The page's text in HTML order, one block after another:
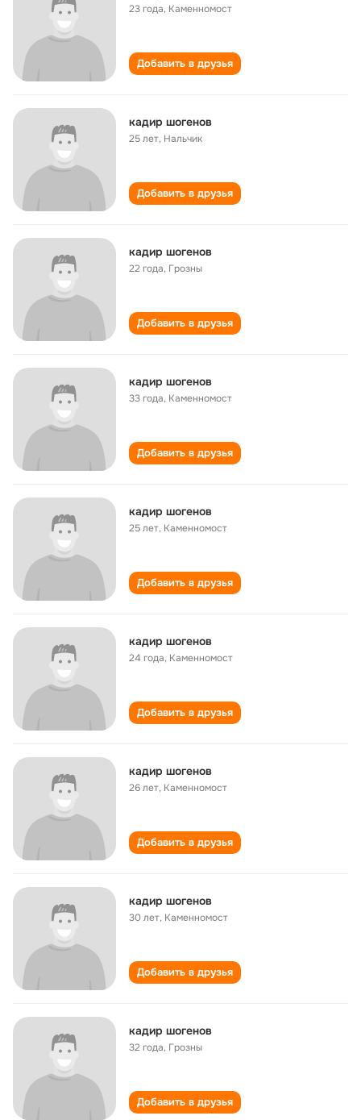
23 года, Каменномост
Добавить в друзья
кадир шогенов
25 лет, Нальчик
Добавить в друзья
кадир шогенов
22 года, Грозны
Добавить в друзья
кадир шогенов
33 года, Каменномост
Добавить в друзья
кадир шогенов
25 лет, Каменномост
Добавить в друзья
кадир шогенов
24 года, Каменномост
Добавить в друзья
кадир шогенов
26 лет, Каменномост
Добавить в друзья
кадир шогенов
30 лет, Каменномост
Добавить в друзья
кадир шогенов
32 года, Грозны
Добавить в друзья